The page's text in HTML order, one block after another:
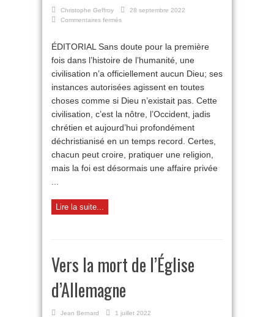
Christophe Geffroy
28 septembre 2022
Commentaires fermés
la
question
Dieu
ÉDITORIAL Sans doute pour la première
fois dans l’histoire de l’humanité, une
civilisation n’a officiellement aucun Dieu; ses
instances autorisées agissent en toutes
choses comme si Dieu n’existait pas. Cette
civilisation, c’est la nôtre, l’Occident, jadis
chrétien et aujourd’hui profondément
déchristianisé en un temps record. Certes,
chacun peut croire, pratiquer une religion,
mais la foi est désormais une affaire privée
Lire la suite...
Vers la mort de l’Église
d’Allemagne
Jean Bernard
1 juillet 2022